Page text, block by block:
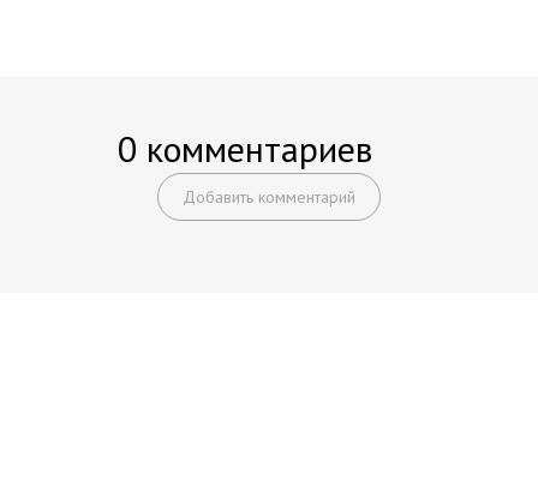
0 комментариев
Добавить комментарий